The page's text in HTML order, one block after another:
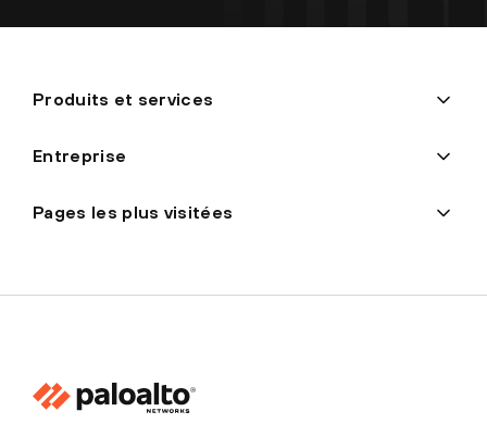
Produits et services
Entreprise
Pages les plus visitées